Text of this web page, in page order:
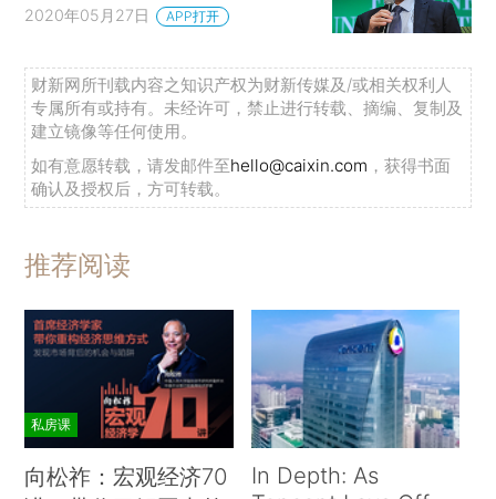
2020年05月27日 APP打开
财新网所刊载内容之知识产权为财新传媒及/或相关权利人
专属所有或持有。未经许可，禁止进行转载、摘编、复制及
建立镜像等任何使用。
如有意愿转载，请发邮件至hello@caixin.com ，获得书面
确认及授权后，方可转载。
推荐阅读
私房课
向松祚：宏观经济70
In Depth: As